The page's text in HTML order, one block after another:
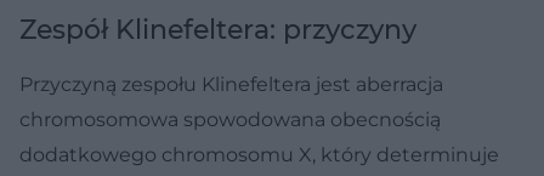
Zespół Klinefeltera: przyczyny
Przyczyną zespołu Klinefeltera jest aberracja
chromosomowa spowodowana obecnością
dodatkowego chromosomu X, który determinuje